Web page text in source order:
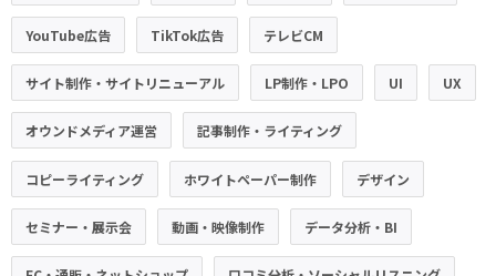
YouTube広告 TikTok広告 テレビCM
サイト制作・サイトリニューアル LP制作・LPO UI UX
オウンドメディア運営 記事制作・ライティング
コピーライティング ホワイトペーパー制作 デザイン
セミナー・展示会 動画・映像制作 データ分析・BI